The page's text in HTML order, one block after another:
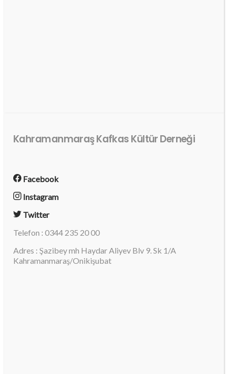
Kahramanmaraş Kafkas Kültür Derneği
Facebook
Instagram
Twitter
Telefon : 0344 235 20 00
Adres : Şazibey mh Haydar Aliyev Blv 9. Sk 1/A
Kahramanmaraş/Onikişubat